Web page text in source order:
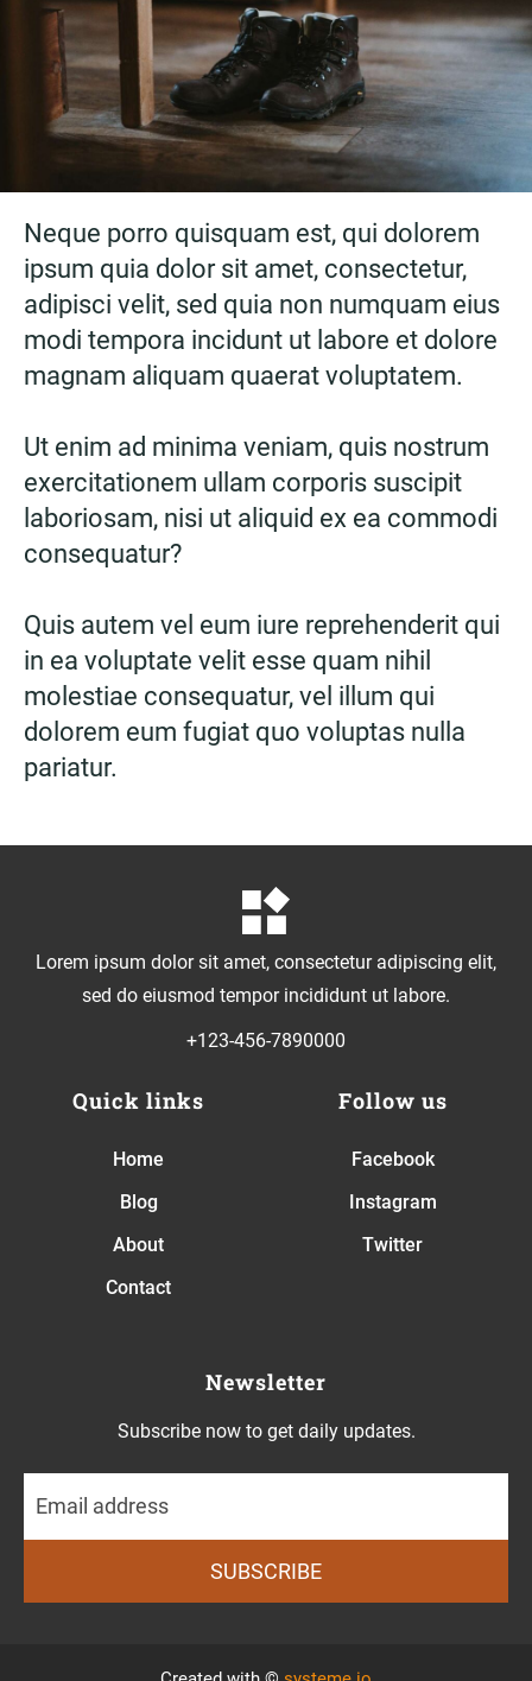
Neque porro quisquam est, qui dolorem
ipsum quia dolor sit amet, consectetur,
adipisci velit, sed quia non numquam eius
modi tempora incidunt ut labore et dolore
magnam aliquam quaerat voluptatem.
Ut enim ad minima veniam, quis nostrum
exercitationem ullam corporis suscipit
laboriosam, nisi ut aliquid ex ea commodi
consequatur?
Quis autem vel eum iure reprehenderit qui
in ea voluptate velit esse quam nihil
molestiae consequatur, vel illum qui
dolorem eum fugiat quo voluptas nulla
pariatur.
Lorem ipsum dolor sit amet, consectetur adipiscing elit,
sed do eiusmod tempor incididunt ut labore.
+123-456-7890000
Quick links
Home
Blog
About
Contact
Follow us
Facebook
Instagram
Twitter
Newsletter
Subscribe now to get daily updates.
SUBSCRIBE